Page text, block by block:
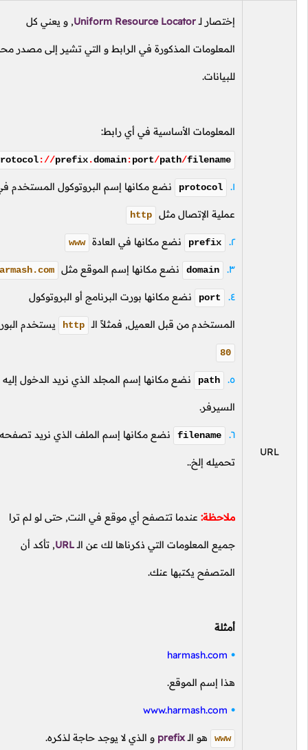
إختصارلـUniform Resource Locator
,و يعني كل
المعلومات المذكورة في الرابط و التي تشير إلى مصدر محدد
للبيانات.
المعلومات الأساسية في أي رابط:
protocol://prefix.domain:port/path/filename
protocol نضع مكانها إسم البروتوكول المستخدم في
عملية الإتصال مثل http
prefix نضع مكانها في العادة www
domain نضع مكانها إسم الموقع مثل harmash.com
port نضع مكانها بورت البرنامج أو البروتوكول
المستخدم من قبل العميل, فمثلاًالـ http يستخدم البورت
path نضع مكانها إسم المجلد الذي نريد الدخول إليه على
السيرفر.
filename نضع مكانها إسم الملف الذي نريد تصفحه أو
تحميله إلخ..
ملاحظة:عندما تتصفح أي موقع في النت, حتى لو لم ترا
جميع المعلومات التي ذكرناها لك عنالـ URL
,تأكد أن
المتصفح يكتبها عنك.
harmash.com
هذا إسم الموقع.
www.harmash.com
هوالـ prefixو الذي لا يوجد حاجة لذكره.